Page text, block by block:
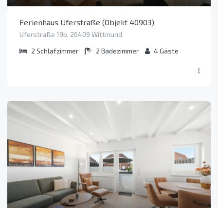
Ferienhaus Uferstraße (Objekt 40903)
Uferstraße 19b, 26409 Wittmund
2 Schlafzimmer 2 Badezimmer 4Gäste